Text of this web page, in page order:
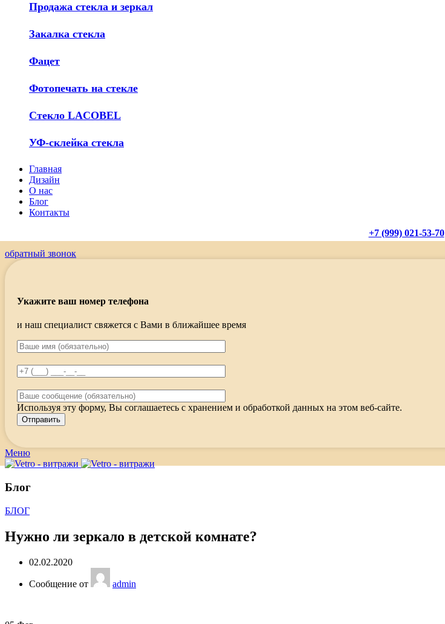
Продажа стекла и зеркал
Закалка стекла
Фацет
Фотопечать на стекле
Стекло LACOBEL
УФ-склейка стекла
Главная
Дизайн
О нас
Блог
Контакты
+7 (999) 021-53-70
обратный звонок
Укажите ваш номер телефона
и наш специалист свяжется с Вами в ближайшее время
Используя эту форму, Вы соглашаетесь с хранением и обработкой данных на этом веб-сайте.
Меню
Блог
БЛОГ
Нужно ли зеркало в детской комнате?
02.02.2020
Сообщение от admin